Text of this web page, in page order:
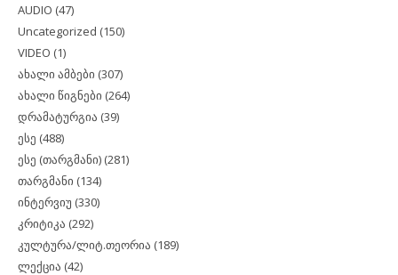
AUDIO (47)
Uncategorized (150)
VIDEO (1)
ახალი ამბები (307)
ახალი წიგნები (264)
დრამატურგია (39)
ესე (488)
ესე (თარგმანი) (281)
თარგმანი (134)
ინტერვიუ (330)
კრიტიკა (292)
კულტურა/ლიტ.თეორია (189)
ლექცია (42)